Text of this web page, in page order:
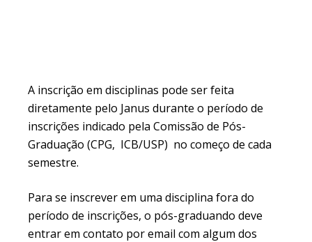
A inscrição em disciplinas pode ser feita
diretamente pelo Janus durante o período de
inscrições indicado pela Comissão de Pós-
Graduação (CPG, ICB/USP) no começo de cada
semestre.
Para se inscrever em uma disciplina fora do
período de inscrições, o pós-graduando deve
entrar em contato por email com algum dos